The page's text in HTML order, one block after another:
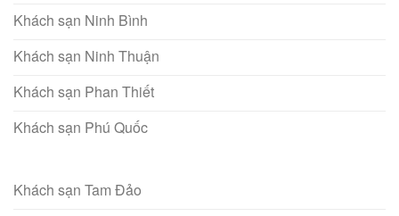
Khách sạn Ninh Bình
Khách sạn Ninh Thuận
Khách sạn Phan Thiết
Khách sạn Phú Quốc
Khách sạn Tam Đảo